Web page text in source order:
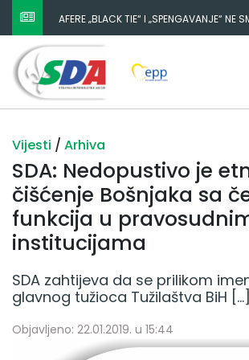
AFERE „BLACK TIE“ I „SPENGAVANJE“ NE
ZATAŠKATI
Vijesti / Arhiva
SDA: Nedopustivo je
čišćenje Bošnjaka sa
funkcija u
institucijama
SDA zahtijeva da se prilikom
glavnog tužioca Tužilaštva BiH […]
Objavljeno: 22.01.2019. u 15:44